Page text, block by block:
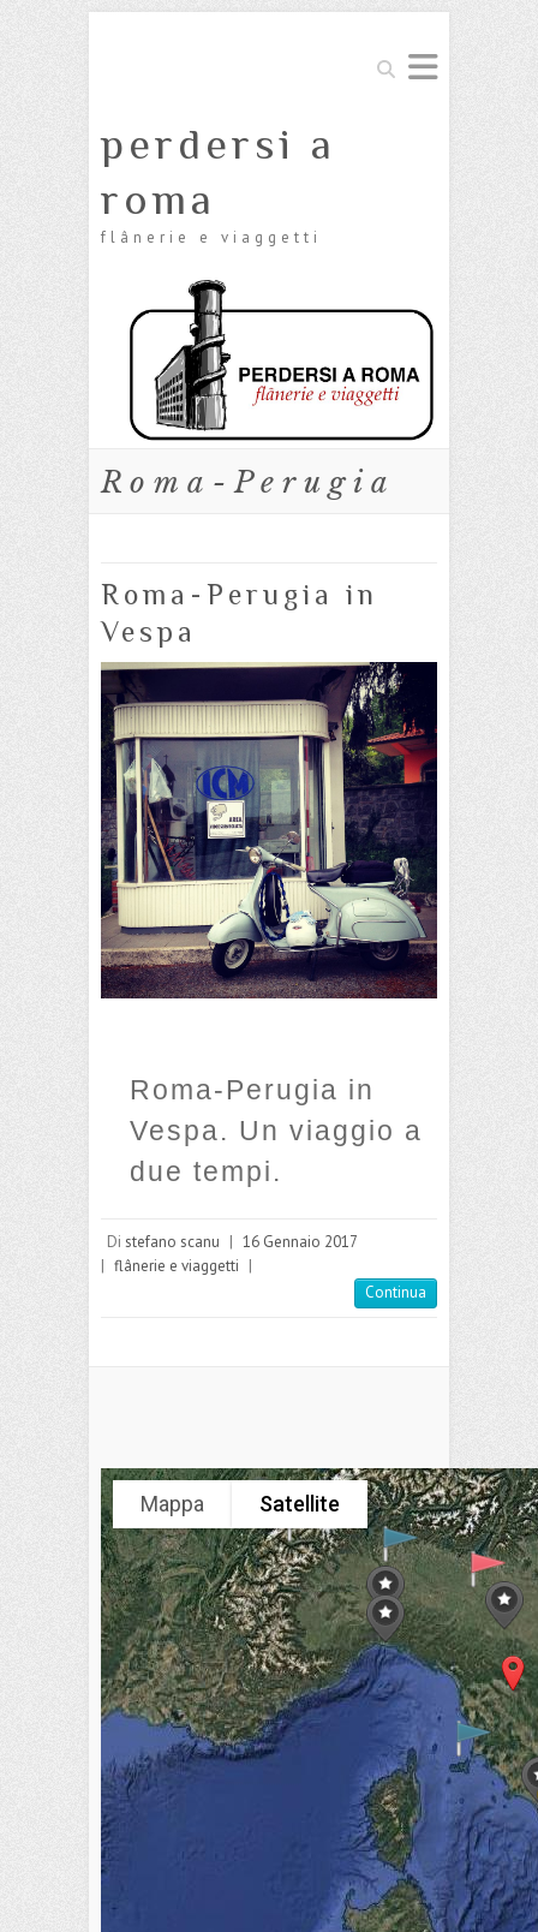
Cerca
perdersi a
roma
flânerie e viaggetti
Roma-Perugia
Roma-Perugia in
Vespa
Roma-Perugia in
Vespa. Un viaggio a
due tempi.
Di stefano scanu | 16 Gennaio 2017
| flânerie e viaggetti |
Continua
Mappa Satellite